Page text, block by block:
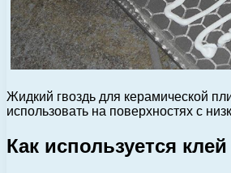
Жидкий гвоздь для керамической
использовать на поверхностях с
Как используется